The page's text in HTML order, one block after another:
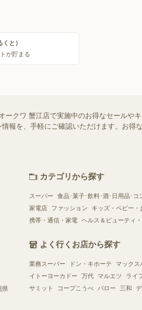
と）
が貯まる
クワ 蟹江店で実施中のお得なセールや
報を、手軽にご確認いただけます。お得
県
カテゴリから探す
スーパー
食品･菓子･飲料･酒･日用品･コ
家電店
ファッション
キッズ・ベビー・
携帯・通信・家電 ヘルス＆ビューティ
よく行くお店から探す
業務スーパー ドン・キホーテ
マックス
イトーヨーカドー
万代 マルエツ
ライ
サミット
コープこうべ バロー 三和